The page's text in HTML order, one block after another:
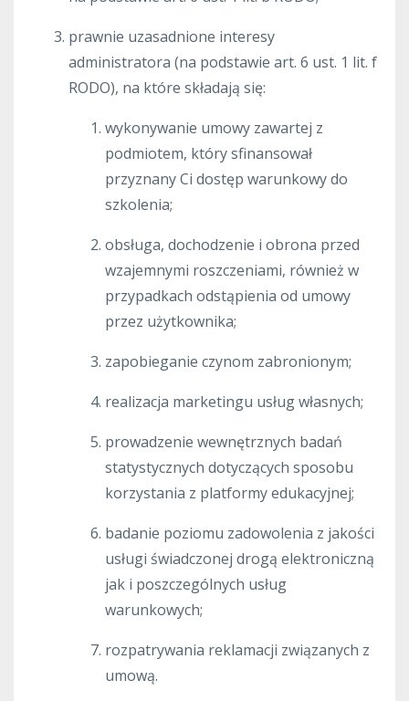
prawnie uzasadnione interesy
administratora (na podstawie art. 6 ust. 1 lit. f
RODO), na które składają się:
wykonywanie umowy zawartej z
podmiotem, który sfinansował
przyznany Ci dostęp warunkowy do
szkolenia;
obsługa, dochodzenie i obrona przed
wzajemnymi roszczeniami, również w
przypadkach odstąpienia od umowy
przez użytkownika;
zapobieganie czynom zabronionym;
realizacja marketingu usług własnych;
prowadzenie wewnętrznych badań
statystycznych dotyczących sposobu
korzystania z platformy edukacyjnej;
badanie poziomu zadowolenia z jakości
usługi świadczonej drogą elektroniczną
jak i poszczególnych usług
warunkowych;
rozpatrywania reklamacji związanych z
umową.